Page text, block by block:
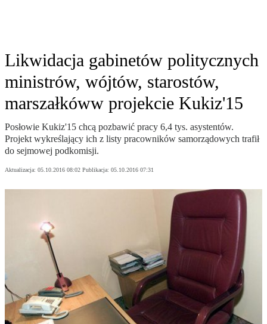
Likwidacja gabinetów politycznych
ministrów, wójtów, starostów,
marszałkóww projekcie Kukiz'15
Posłowie Kukiz'15 chcą pozbawić pracy 6,4 tys. asystentów.
Projekt wykreślający ich z listy pracowników samorządowych trafił
do sejmowej podkomisji.
Aktualizacja: 05.10.2016 08:02 Publikacja: 05.10.2016 07:31